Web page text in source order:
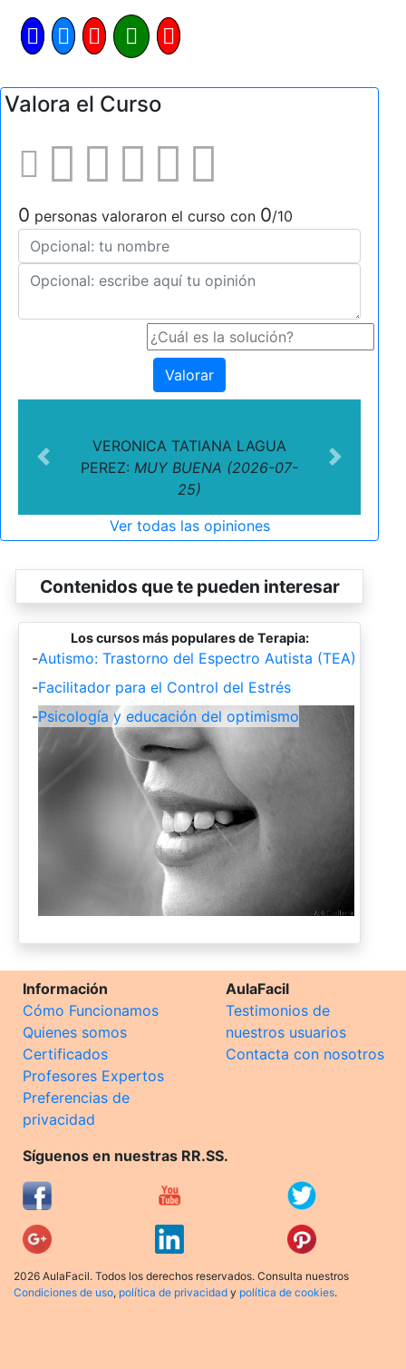
Valora el Curso
0 personas valoraron el curso con 0/10
Valorar
VERONICA TATIANA LAGUA
PEREZ: MUY BUENA (2026-07-
25)
Previous Next
Ver todas las opiniones
Contenidos que te pueden interesar
Los cursos más populares de Terapia:
-Autismo: Trastorno del Espectro Autista (TEA)
-Facilitador para el Control del Estrés
-Psicología y educación del optimismo
Información
Cómo Funcionamos
Quienes somos
Certificados
Profesores Expertos
Preferencias de
privacidad
AulaFacil
Testimonios de
nuestros usuarios
Contacta con nosotros
Síguenos en nuestras RR.SS.
2026 AulaFacil. Todos los derechos reservados. Consulta nuestros
Condiciones de uso, política de privacidad y política de cookies.